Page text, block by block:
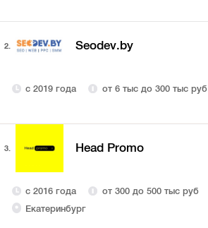
2. Seodev.by
с 2019 года от 6 тыс до 300 тыс руб
3. Head Promo
с 2016 года
от 300 до 500 тыс руб
Екатеринбург